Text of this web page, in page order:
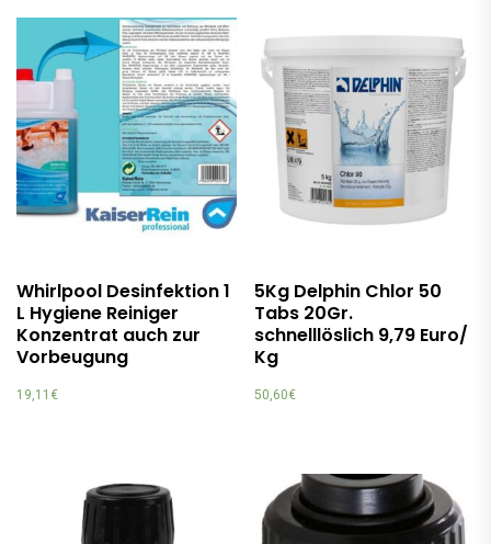
Whirlpool Desinfektion 1
L Hygiene Reiniger
Konzentrat auch zur
Vorbeugung
19,11 €
5Kg Delphin Chlor 50
Tabs 20Gr.
schnelllöslich 9,79 Euro/
Kg
50,60€